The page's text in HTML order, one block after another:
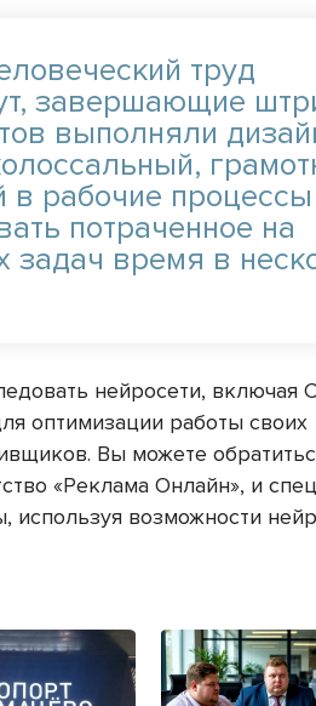
труд
завершающие
выполняли
в рабочие процессы
потраченное на
задач время в
нейросети, включая
оптимизации работы своих
Вы можете
«Реклама Онлайн», и
возможности